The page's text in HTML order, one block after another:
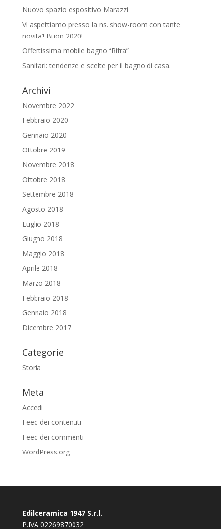
Nuovo spazio espositivo Marazzi
Vi aspettiamo presso la ns. show-room con tante
novita’! Buon 2020!
Offertissima mobile bagno “Rifra”
Sanitari: tendenze e scelte per il bagno di casa.
Archivi
Novembre 2022
Febbraio 2020
Gennaio 2020
Ottobre 2019
Novembre 2018
Ottobre 2018
Settembre 2018
Agosto 2018
Luglio 2018
Giugno 2018
Maggio 2018
Aprile 2018
Marzo 2018
Febbraio 2018
Gennaio 2018
Dicembre 2017
Categorie
Storia
Meta
Accedi
Feed dei contenuti
Feed dei commenti
WordPress.org
Edilceramica 1947 S.r.l.
P.IVA 02269870032